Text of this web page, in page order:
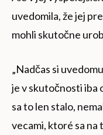
uvedomila, že jej
mohli skutočne
„Nadčas si
je v skutočnosti iba
sa to len stalo,
vecami, ktoré sa